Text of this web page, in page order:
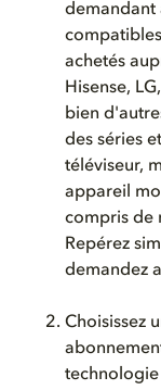
demandant
achetés
Hisense,
bien d'
des séries
téléviseur,
appareil
compris de
Repérez
demandez
Choisissez
technologie